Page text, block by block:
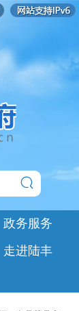
政务服务
走进陆丰